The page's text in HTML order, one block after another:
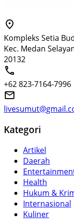
Kompleks Setia
Kec. Medan
20132
+62 823-7164-7996
Kategori
Artikel
Daerah
Health
Hukum &
Internasional
Kuliner